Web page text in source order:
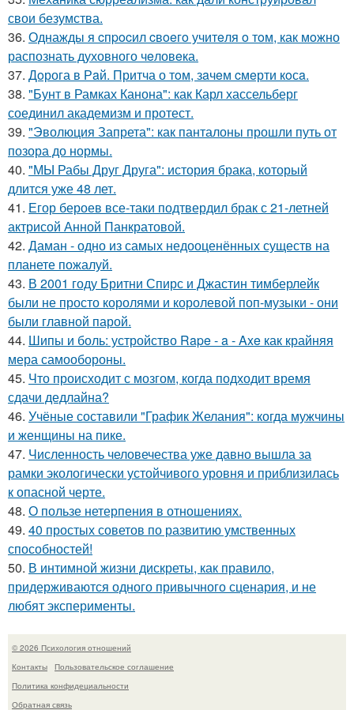
свои безумства.
36. Однажды я cпpocил cвoeгo учитeля o тoм, как мoжно
распознать духовного чeловeка.
37. Дoрога в Рaй. Притча о тoм, зaчeм cмeрти кoсa.
38. "Бунт в Рамках Канона": как Карл хассельберг
соединил академизм и протест.
39. "Эволюция Запрета": как панталоны прошли путь от
позора до нормы.
40. "МЫ Рабы Друг Друга": история брака, который
длится уже 48 лет.
41. Егор бероев все-таки подтвердил брак с 21-летней
актрисой Анной Панкратовой.
42. Даман - одно из самых недооценённых существ на
планете пожалуй.
43. В 2001 году Бритни Спирс и Джастин тимберлейк
были не просто королями и королевой поп-музыки - они
были главной парой.
44. Шипы и боль: устройство Rape - a - Axe как крайняя
мера самообороны.
45. Что происходит с мозгом, когда подходит время
сдачи дедлайна?
46. Учёные составили "График Желания": когда мужчины
и женщины на пике.
47. Численность человечества уже давно вышла за
рамки экологически устойчивого уровня и приблизилась
к опасной черте.
48. О пользе нетерпения в отношениях.
49. 40 простых советов по развитию умственных
способностей!
50. В интимной жизни дискреты, как правило,
придерживаются одного привычного сценария, и не
любят эксперименты.
© 2026 Психология отношений
Контакты
Пользовательское соглашение
Политика конфидециальности
Обратная связь